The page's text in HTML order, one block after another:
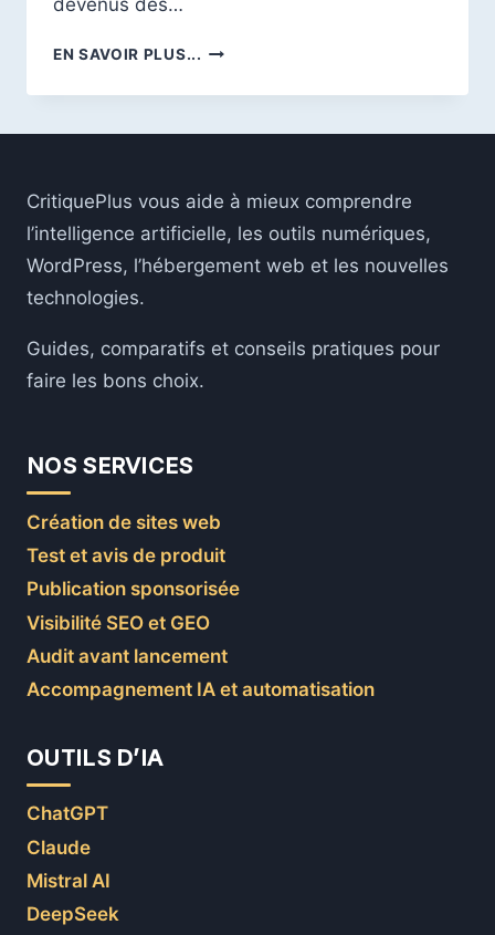
devenus des…
EN SAVOIR PLUS... HÉBERGEMENT
POUR
FONCTIONNALITÉS
ET
OUTILS
CLÉS
CritiquePlus vous aide à mieux comprendre
l’intelligence artificielle, les outils numériques,
WordPress, l’hébergement web et les nouvelles
technologies.
Guides, comparatifs et conseils pratiques pour
faire les bons choix.
NOS SERVICES
Création de sites web
Test et avis de produit
Publication sponsorisée
Visibilité SEO et GEO
Audit avant lancement
Accompagnement IA et automatisation
OUTILS D’IA
ChatGPT
Claude
Mistral AI
DeepSeek